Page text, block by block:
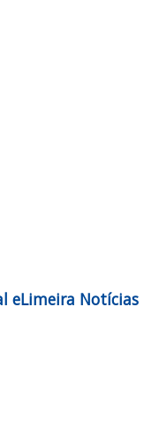
eLimeira Notícias